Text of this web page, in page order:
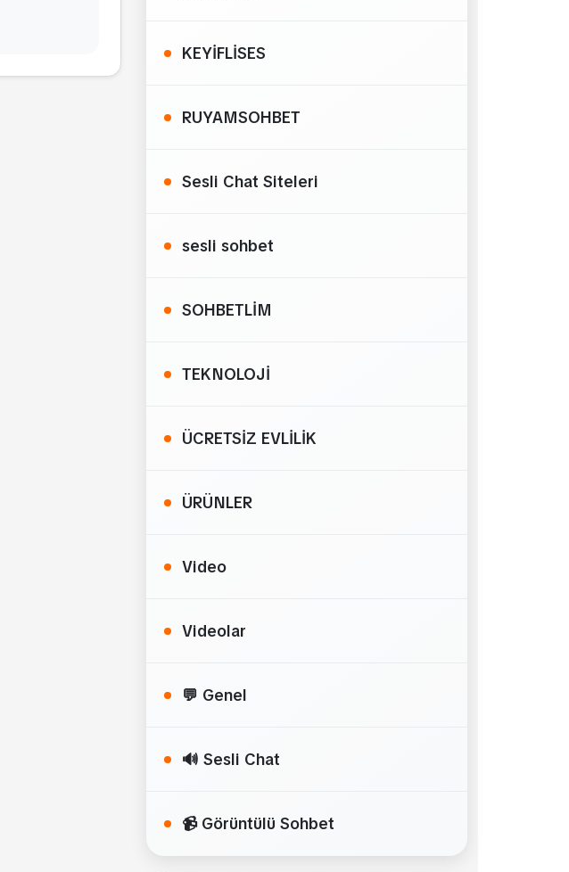
KEYİFLİSES
RUYAMSOHBET
Sesli Chat Siteleri
sesli sohbet
SOHBETLİM
TEKNOLOJİ
ÜCRETSİZ EVLİLİK
ÜRÜNLER
Video
Videolar
💬 Genel
🔊 Sesli Chat
📹 Görüntülü Sohbet